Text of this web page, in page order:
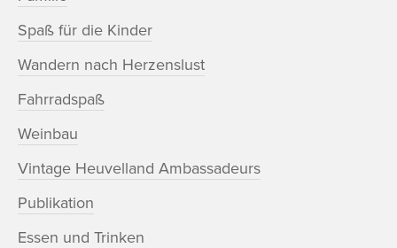
Spaß für die Kinder
Wandern nach Herzenslust
Fahrradspaß
Weinbau
Vintage Heuvelland Ambassadeurs
Publikation
Essen und Trinken